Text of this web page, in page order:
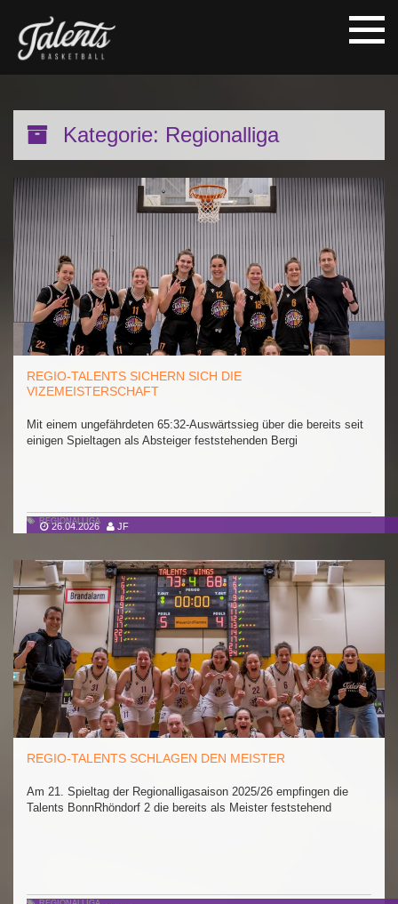
Kategorie: Regionalliga
26.04.2026 JF
REGIO-TALENTS SICHERN SICH DIE
VIZEMEISTERSCHAFT
Mit einem ungefährdeten 65:32-Auswärtssieg über die bereits seit
einigen Spieltagen als Absteiger feststehenden Bergi
REGIONALLIGA
REGIO-TALENTS SCHLAGEN DEN MEISTER
Am 21. Spieltag der Regionalligasaison 2025/26 empfingen die
Talents BonnRhöndorf 2 die bereits als Meister feststehend